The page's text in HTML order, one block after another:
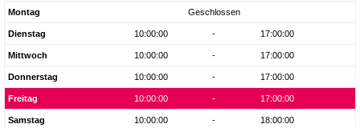
Montag Geschlossen
Dienstag 10:00:00 - 17:00:00
Mittwoch 10:00:00 - 17:00:00
Donnerstag 10:00:00 - 17:00:00
Freitag 10:00:00 - 17:00:00
Samstag 10:00:00 - 18:00:00